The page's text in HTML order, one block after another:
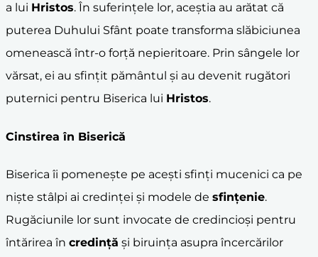
a lui Hristos. În suferințele lor, aceștia au arătat că
puterea Duhului Sfânt poate transforma slăbiciunea
omenească într-o forță nepieritoare. Prin sângele lor
vărsat, ei au sfințit pământul și au devenit rugători
puternici pentru Biserica lui Hristos.
Cinstirea în Biserică
Biserica îi pomenește pe acești sfinți mucenici ca pe
niște stâlpi ai credinței și modele de sfințenie.
Rugăciunile lor sunt invocate de credincioși pentru
întărirea în credință și biruința asupra încercărilor